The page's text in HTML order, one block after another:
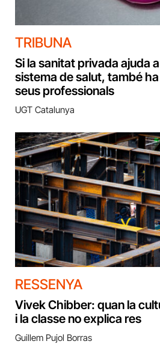
TRIBUNA
Si la sanitat privada ajuda
sistema de salut, també
seus professionals
UGT Catalunya
RESSENYA
Vivek Chibber: quan la
i la classe no explica res
Guillem Pujol Borras